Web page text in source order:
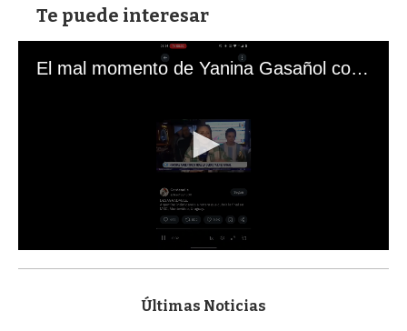
Te puede interesar
El mal momento de Yanina Gasañol con un hincha argentino en "Subrayado"
s
Últimas Noticias